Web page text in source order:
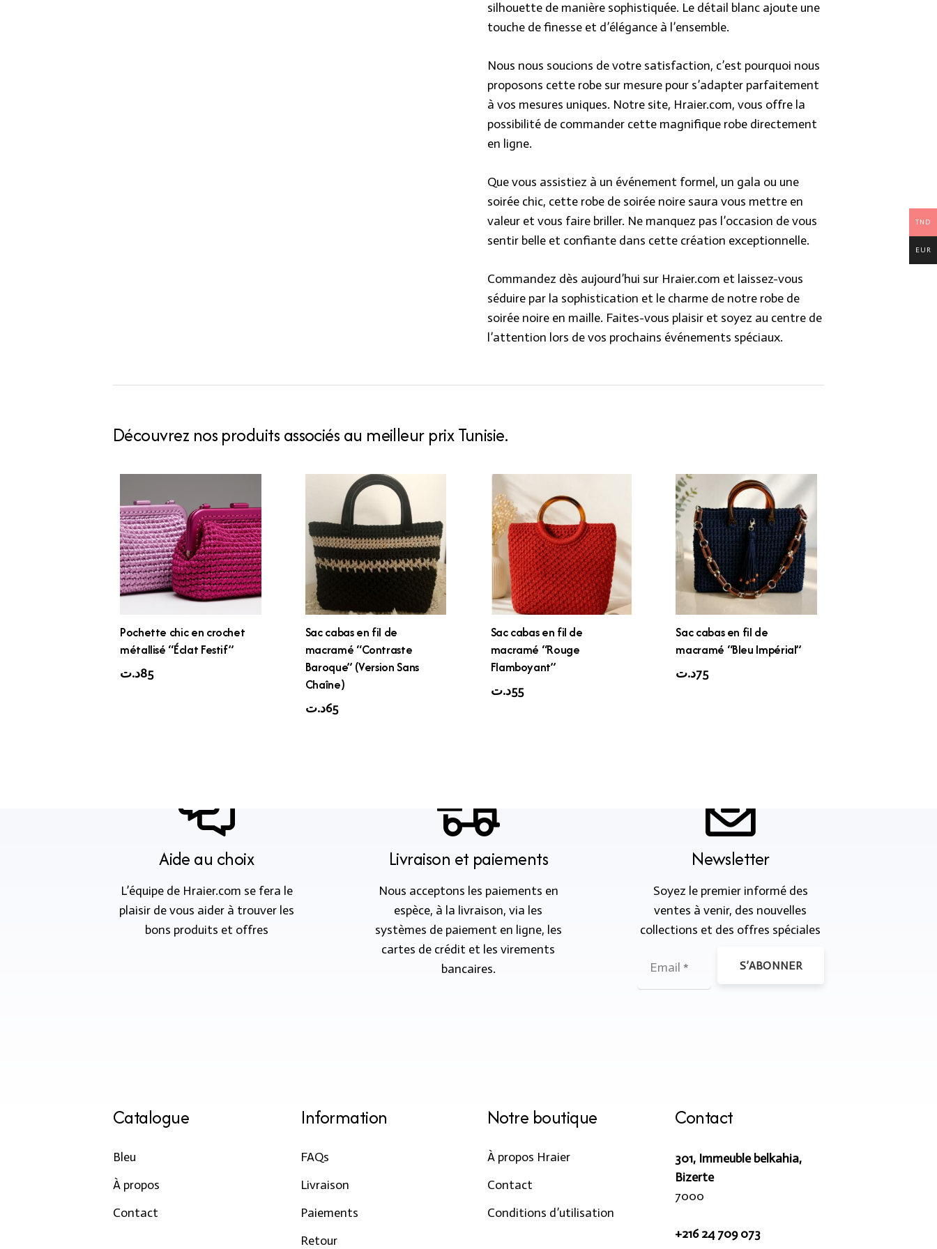
silhouette de manière sophistiquée. Le détail blanc ajoute une
touche de finesse et d’élégance à l’ensemble.
Nous nous soucions de votre satisfaction, c’est pourquoi nous
proposons cette robe sur mesure pour s’adapter parfaitement
à vos mesures uniques. Notre site, Hraier.com, vous offre la
possibilité de commander cette magnifique robe directement
en ligne.
Que vous assistiez à un événement formel, un gala ou une
soirée chic, cette robe de soirée noire saura vous mettre en
valeur et vous faire briller. Ne manquez pas l’occasion de vous
sentir belle et confiante dans cette création exceptionnelle.
Commandez dès aujourd’hui sur Hraier.com et laissez-vous
séduire par la sophistication et le charme de notre robe de
soirée noire en maille. Faites-vous plaisir et soyez au centre de
l’attention lors de vos prochains événements spéciaux.
Découvrez nos produits associés au meilleur prix Tunisie.
Pochette chic en crochet
métallisé “Éclat Festif”
85د.ت
Sac cabas en fil de
macramé “Contraste
Baroque” (Version Sans
Chaîne)
65د.ت
Sac cabas en fil de
macramé “Rouge
Flamboyant”
55د.ت
Sac cabas en fil de
macramé “Bleu Impérial”
75د.ت
Aide au choix
L’équipe de Hraier.com se fera le
plaisir de vous aider à trouver les
bons produits et offres
Livraison et paiements
Nous acceptons les paiements en
espèce, à la livraison, via les
systèmes de paiement en ligne, les
cartes de crédit et les virements
bancaires.
Newsletter
Soyez le premier informé des
ventes à venir, des nouvelles
collections et des offres spéciales
S’ABONNER
Catalogue
Bleu
À propos
Contact
Information
FAQs
Livraison
Paiements
Retour
Notre boutique
À propos Hraier
Contact
Conditions d’utilisation
Contact
301, Immeuble belkahia,
Bizerte
7000
+216 24 709 073
TND
EUR